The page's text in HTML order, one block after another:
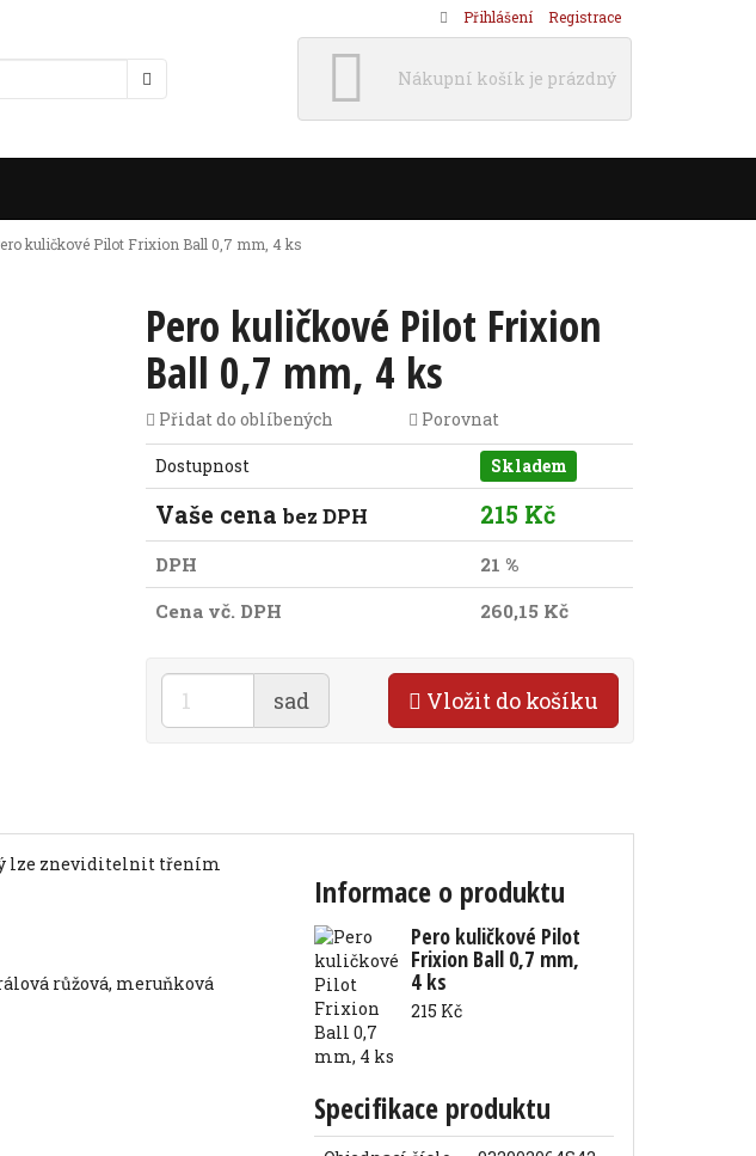
Nákupní košík je prázdný
kuličkové Pilot Frixion Ball 0,7 mm, 4 ks
Pero kuličkové Pilot Frixion
Ball 0,7 mm, 4 ks
Přidat do oblíbených Porovnat
Dostupnost Skladem
Vaše cenabez DPH 215 Kč
DPH
21 %
Cena vč. DPH
260,15 Kč
sad Vložit do košíku
lze zneviditelnit třením
Informace o produktu
Pero kuličkové Pilot
Frixion Ball 0,7 mm,
4 ks
215 Kč
Specifikace produktu
Přihlášení Registrace